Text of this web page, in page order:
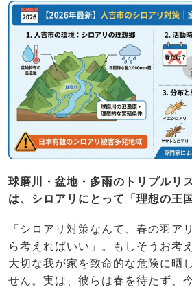
球磨川・盆地・多雨のトリプルリ
は、シロアリにとって「理想の王
「シロアリ対策なんて、春の羽ア
ら考えればいい」。もしそうお考
大切な我が家を致命的な危険に晒
せん。実は、彼らは春を待たず、